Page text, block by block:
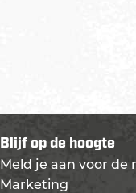
Blijf op de hoogte
Meld je aan voor de
Marketing